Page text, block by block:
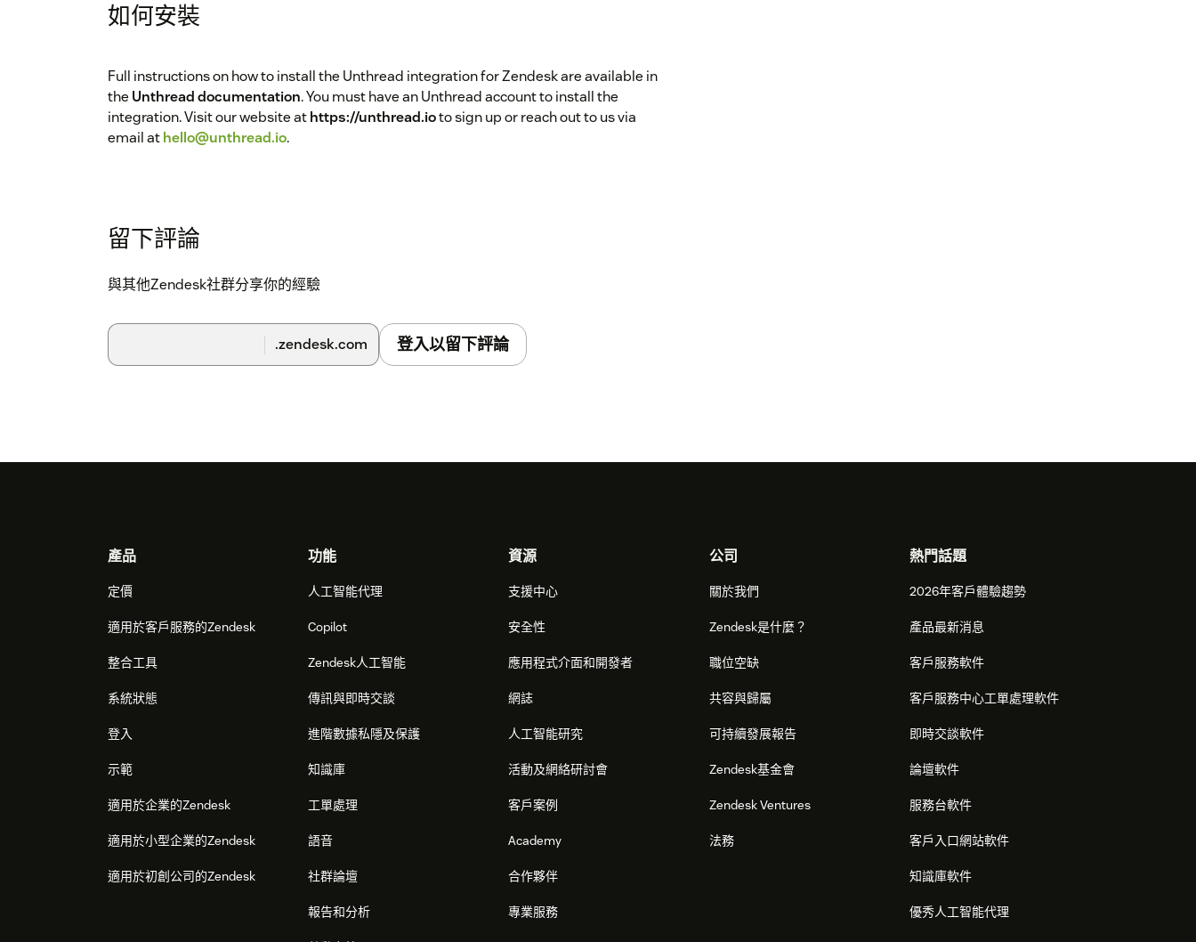
如何安裝
Full instructions on how to install the Unthread integration for Zendesk are available in
the Unthread documentation. You must have an Unthread account to install the
integration. Visit our website athttps://unthread.ioto sign up or reach out to us via
email athello@unthread.io.
留下評論
與其他Zendesk社群分享你的經驗
.zendesk.com 登入以留下評論
Footer產品
定價
適用於客戶服務的Zendesk
整合工具
系統狀態
登入
示範
適用於企業的Zendesk
適用於小型企業的Zendesk
適用於初創公司的Zendesk
功能
人工智能代理
Copilot
Zendesk人工智能
傳訊與即時交談
進階數據私隱及保護
知識庫
工單處理
語音
社群論壇
報告和分析
資源
支援中心
安全性
應用程式介面和開發者
網誌
人工智能研究
活動及網絡研討會
客戶案例
Academy
合作夥伴
專業服務
公司
關於我們
Zendesk是什麼？
職位空缺
共容與歸屬
可持續發展報告
Zendesk基金會
Zendesk Ventures
法務
熱門話題
2026年客戶體驗趨勢
產品最新消息
客戶服務軟件
客戶服務中心工單處理軟件
即時交談軟件
論壇軟件
服務台軟件
客戶入口網站軟件
知識庫軟件
優秀人工智能代理